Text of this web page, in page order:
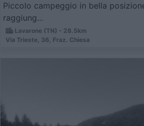
Piccolo campeggio in bella
raggiung...
Lavarone (TN) - 28.5km
Via Trieste, 36, Fraz. Chiesa